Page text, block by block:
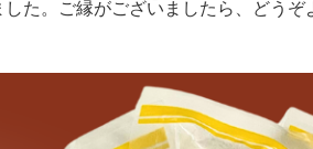
た。ご縁がございましたら、どうぞ